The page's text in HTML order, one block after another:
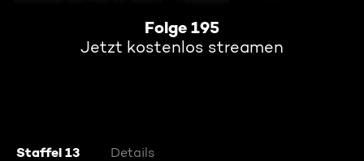
Folge 195
Jetzt kostenlos streamen
Staffel 13 Details